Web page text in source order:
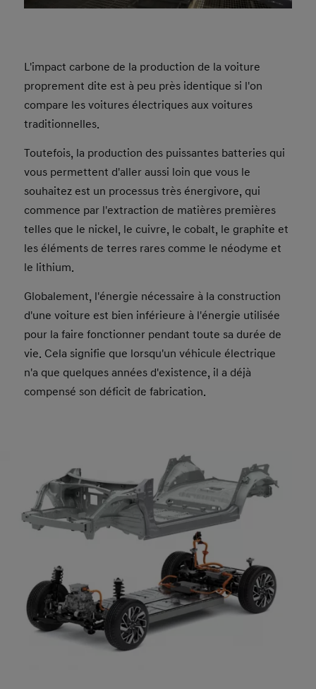
L'impact carbone de la production de la voiture
proprement dite est à peu près identique si l'on
compare les voitures électriques aux voitures
traditionnelles.
Toutefois, la production des puissantes batteries qui
vous permettent d'aller aussi loin que vous le
souhaitez est un processus très énergivore, qui
commence par l'extraction de matières premières
telles que le nickel, le cuivre, le cobalt, le graphite et
les éléments de terres rares comme le néodyme et
le lithium.
Globalement, l'énergie nécessaire à la construction
d'une voiture est bien inférieure à l'énergie utilisée
pour la faire fonctionner pendant toute sa durée de
vie. Cela signifie que lorsqu'un véhicule électrique
n'a que quelques années d'existence, il a déjà
compensé son déficit de fabrication.